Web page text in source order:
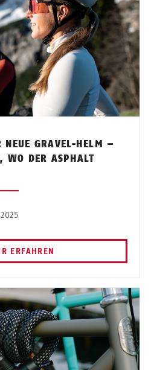
NEUE GRAVEL-HELM –
WO DER ASPHALT
ERFAHREN